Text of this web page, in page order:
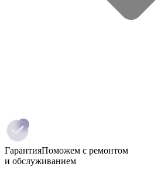
ГарантияПоможем с ремонтом
и обслуживанием